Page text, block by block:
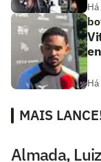
MAIS
Almada,